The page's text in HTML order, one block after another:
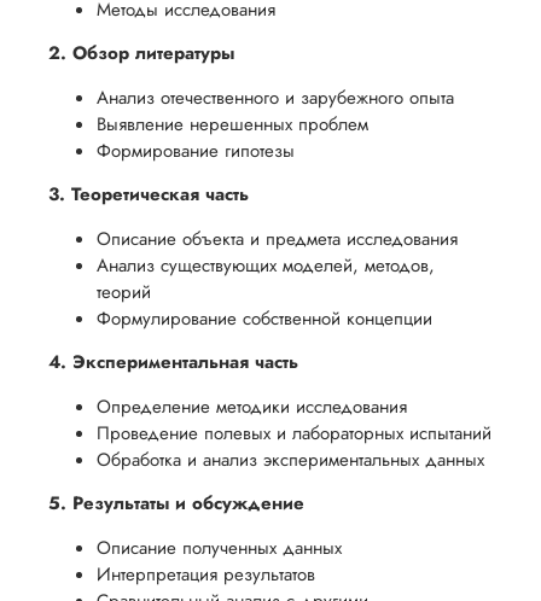
Методы исследования
2. Обзор литературы
Анализ отечественного и зарубежного опыта
Выявление нерешенных проблем
Формирование гипотезы
3. Теоретическая часть
Описание объекта и предмета исследования
Анализ существующих моделей, методов,
теорий
Формулирование собственной концепции
4. Экспериментальная часть
Определение методики исследования
Проведение полевых и лабораторных испытаний
Обработка и анализ экспериментальных данных
5. Результаты и обсуждение
Описание полученных данных
Интерпретация результатов